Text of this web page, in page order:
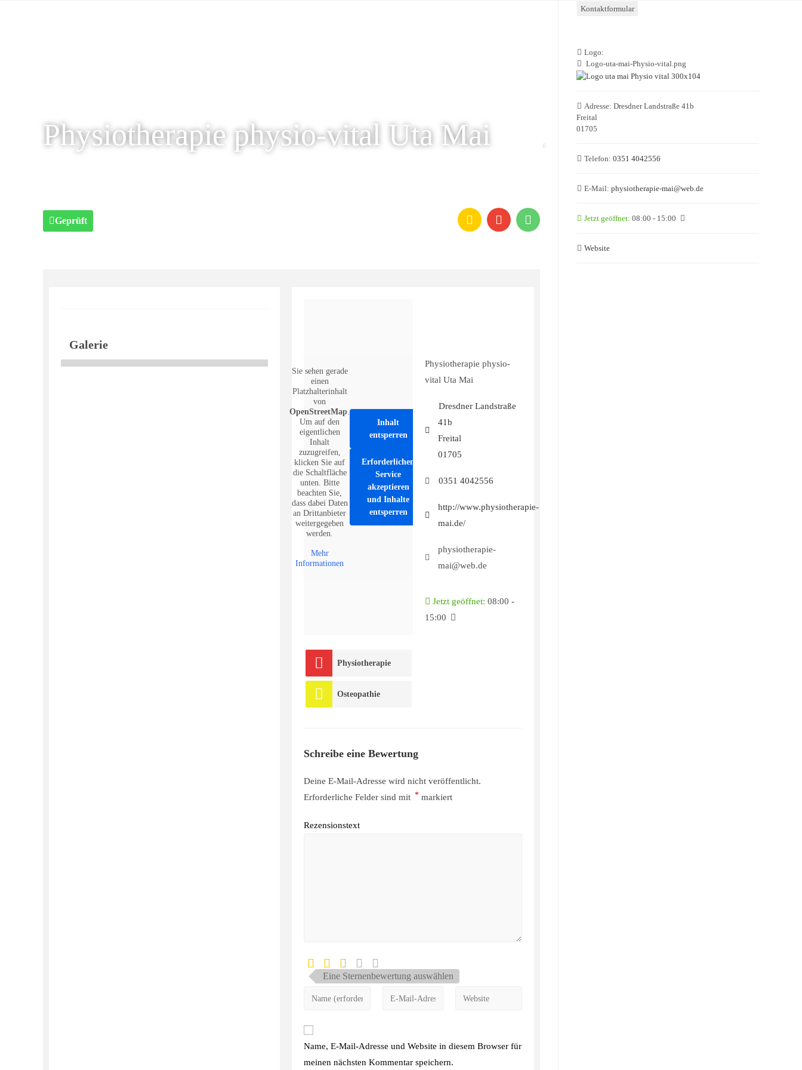
Physiotherapie physio-vital Uta Mai
Geprüft
Galerie
Sie sehen gerade
einen
Platzhalterinhalt
von
OpenStreetMap.
Um auf den
eigentlichen
Inhalt
zuzugreifen,
klicken Sie auf
die Schaltfläche
unten. Bitte
beachten Sie,
dass dabei Daten
an Drittanbieter
weitergegeben
werden.
Mehr
Informationen
Inhalt
entsperren
Erforderlichen
Service
akzeptieren
und Inhalte
entsperren
Physiotherapie physio-
vital Uta Mai
Dresdner Landstraße
41b
Freital
01705
0351 4042556
http://www.physiotherapie-
mai.de/
physiotherapie-
mai@web.de
Jetzt geöffnet:08:00 -
15:00
Physiotherapie
Osteopathie
Schreibe eine Bewertung
Deine E-Mail-Adresse wird nicht veröffentlicht.
Erforderliche Felder sind mit *markiert
Rezensionstext
Eine Sternenbewertung auswählen
Name, E-Mail-Adresse und Website in diesem Browser für
meinen nächsten Kommentar speichern.
Kontaktformular
Logo:
Logo-uta-mai-Physio-vital.png
Adresse: Dresdner Landstraße 41b
Freital
01705
Telefon: 0351 4042556
E-Mail: physiotherapie-mai@web.de
Jetzt geöffnet: 08:00 - 15:00
Website